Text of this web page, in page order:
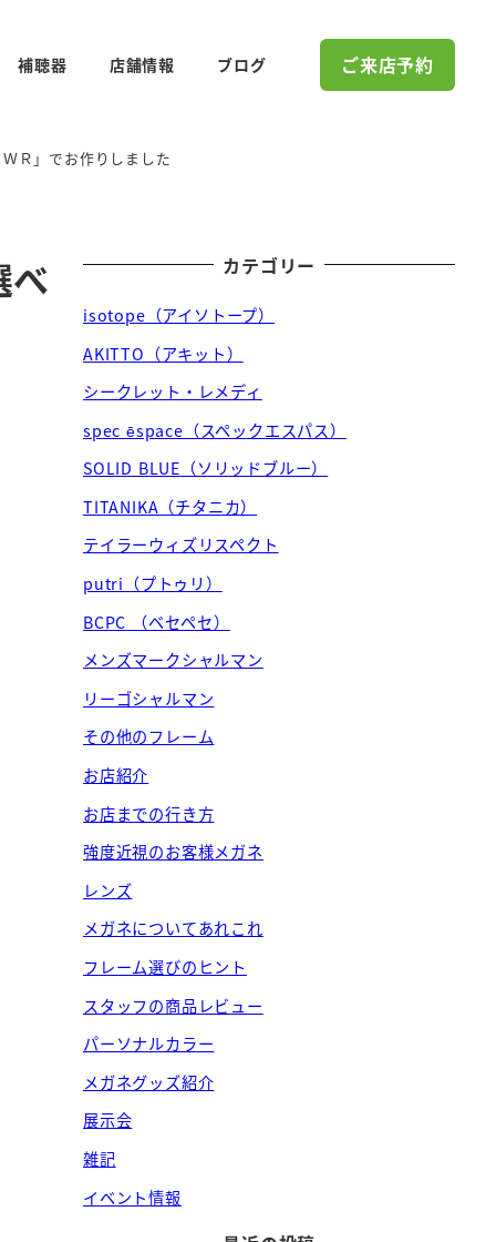
補聴器 店舗情報 ブログ ご来店予約
Ｒ」でお作りしました
べ カテゴリー
isotope（アイソトープ）
AKITTO（アキット）
シークレット・レメディ
spec ēspace（スペックエスパス）
SOLID BLUE（ソリッドブルー）
TITANIKA（チタニカ）
テイラーウィズリスペクト
putri（プトゥリ）
BCPC （ベセペセ）
メンズマークシャルマン
リーゴシャルマン
その他のフレーム
お店紹介
お店までの行き方
強度近視のお客様メガネ
レンズ
メガネについてあれこれ
フレーム選びのヒント
スタッフの商品レビュー
パーソナルカラー
メガネグッズ紹介
展示会
雑記
イベント情報